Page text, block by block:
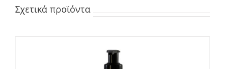
Σχετικά προϊόντα